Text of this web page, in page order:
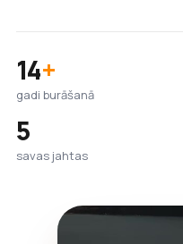
14+
gadi burāšanā
5
savas jahtas